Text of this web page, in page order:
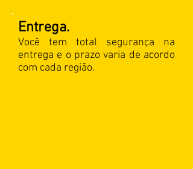
Entrega.
Você tem total segurança na
entrega e o prazo varia de acordo
com cada região.